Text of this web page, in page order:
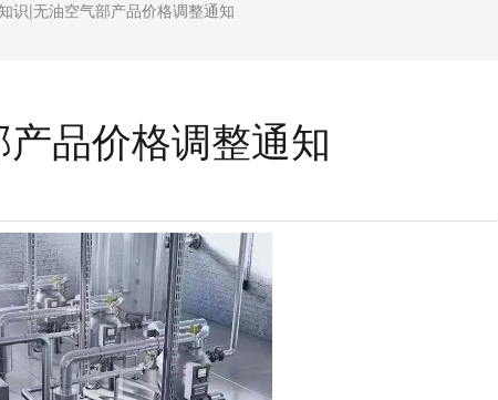
识|无油空气部产品价格调整通知
品价格调整通知